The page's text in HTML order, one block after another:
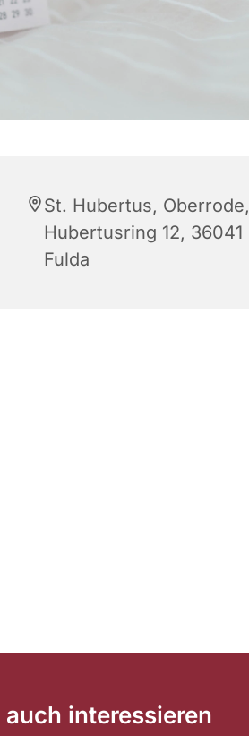
St. Hubertus, Oberrode,
Hubertusring 12, 36041
Fulda
interessieren